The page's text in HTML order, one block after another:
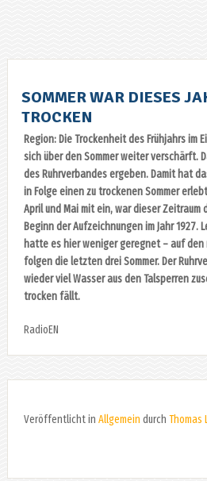
SOMMER WAR DIESES
TROCKEN
Region: Die Trockenheit des Frühjahrs im
sich über den Sommer weiter verschärft.
des Ruhrverbandes ergeben. Damit hat
in Folge einen zu trockenen Sommer
April und Mai mit ein, war dieser
Beginn der Aufzeichnungen im Jahr 1927.
hatte es hier weniger geregnet – auf
folgen die letzten drei Sommer. Der
wieder viel Wasser aus den Talsperren
trocken fällt.
RadioEN
Veröffentlicht in Allgemein durch Thomas